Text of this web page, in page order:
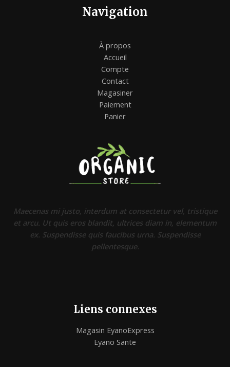
Navigation
À propos
Accueil
Compte
Contact
Magasiner
Paiement
Panier
Maecenas mi justo, interdum at consectetur vel, tristique
et arcu. Ut quis eros blandit, ultrices diam in, elementum
ex. Suspendisse quis faucibus urna. Suspendisse
pellentesque.
Liens connexes
Magasin EyanoExpress
Eyano Sante